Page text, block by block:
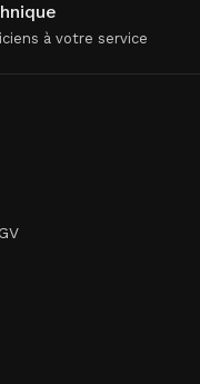
à votre service